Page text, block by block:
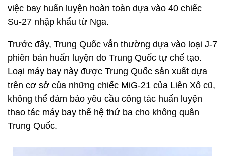
việc bay huấn luyện hoàn toàn dựa vào 40 chiếc
Su-27 nhập khẩu từ Nga.
Trước đây, Trung Quốc vẫn thường dựa vào loại J-7
phiên bản huấn luyện do Trung Quốc tự chế tạo.
Loại máy bay này được Trung Quốc sản xuất dựa
trên cơ sở của những chiếc MiG-21 của Liên Xô cũ,
không thể đảm bảo yêu cầu công tác huấn luyện
thao tác máy bay thế hệ thứ ba cho không quân
Trung Quốc.